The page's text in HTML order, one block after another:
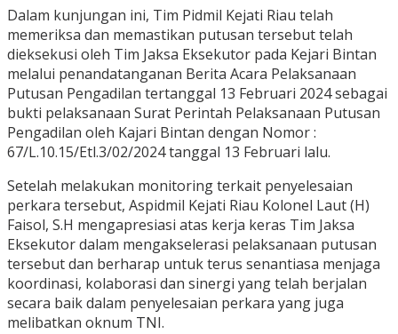
Dalam kunjungan ini, Tim Pidmil Kejati Riau telah
memeriksa dan memastikan putusan tersebut telah
dieksekusi oleh Tim Jaksa Eksekutor pada Kejari Bintan
melalui penandatanganan Berita Acara Pelaksanaan
Putusan Pengadilan tertanggal 13 Februari 2024 sebagai
bukti pelaksanaan Surat Perintah Pelaksanaan Putusan
Pengadilan oleh Kajari Bintan dengan Nomor :
67/L.10.15/Etl.3/02/2024 tanggal 13 Februari lalu.
Setelah melakukan monitoring terkait penyelesaian
perkara tersebut, Aspidmil Kejati Riau Kolonel Laut (H)
Faisol, S.H mengapresiasi atas kerja keras Tim Jaksa
Eksekutor dalam mengakselerasi pelaksanaan putusan
tersebut dan berharap untuk terus senantiasa menjaga
koordinasi, kolaborasi dan sinergi yang telah berjalan
secara baik dalam penyelesaian perkara yang juga
melibatkan oknum TNI.